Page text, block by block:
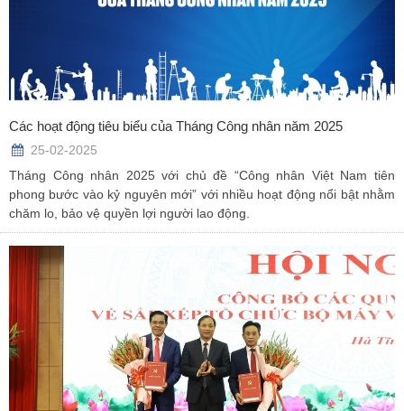
Các hoạt động tiêu biểu của Tháng Công nhân năm 2025
25-02-2025
Tháng Công nhân 2025 với chủ đề “Công nhân Việt Nam tiên
phong bước vào kỷ nguyên mới” với nhiều hoạt động nổi bật nhằm
chăm lo, bảo vệ quyền lợi người lao động.